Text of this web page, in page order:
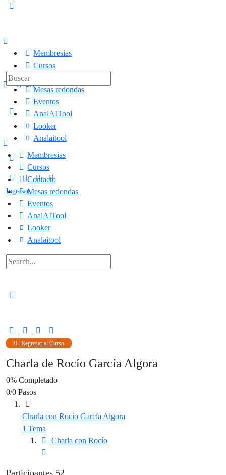
Membresias
Cursos
Mesas redondas
Eventos
AnalAITool
Looker
Analaitool
Ingresar
Membresias
Cursos
Contacto
Mesas redondas
Eventos
AnalAITool
Looker
Analaitool
Regresar al Curso
Charla de Rocío García Algora
0% Completado
0/0 Pasos
Charla con Rocío García Algora
1 Tema
Charla con Rocío
Participantes 52